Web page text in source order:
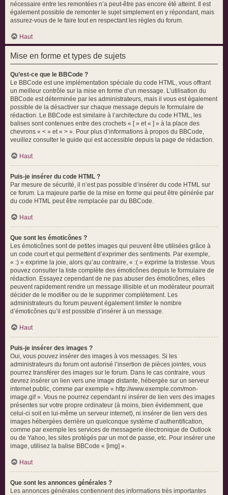
nécessaire entre les remontées n’a peut-être pas encore été atteint. Il est
également possible de remonter le sujet simplement en y répondant, mais
assurez-vous de le faire tout en respectant les règles du forum.
Haut
Mise en forme et types de sujets
Qu’est-ce que le BBCode ?
Le BBCode est une implémentation spéciale du code HTML, vous offrant
un meilleur contrôle sur la mise en forme d’un message. L’utilisation du
BBCode est déterminée par les administrateurs, mais il vous est également
possible de la désactiver sur chaque message depuis le formulaire de
rédaction. Le BBCode est similaire à l’architecture du code HTML, les
balises sont contenues entre des crochets « [ » et « ] » à la place des
chevrons « < » et « > ». Pour plus d’informations à propos du BBCode,
veuillez consulter le guide qui est accessible depuis la page de rédaction.
Haut
Puis-je insérer du code HTML ?
Par mesure de sécurité, il n’est pas possible d’insérer du code HTML sur
ce forum. La majeure partie de la mise en forme qui peut être générée par
du code HTML peut être remplacée par du BBCode.
Haut
Que sont les émoticônes ?
Les émoticônes sont de petites images qui peuvent être utilisées grâce à
un code court et qui permettent d’exprimer des sentiments. Par exemple,
« :) » exprime la joie, alors qu’au contraire, « :( » exprime la tristesse. Vous
pouvez consulter la liste complète des émoticônes depuis le formulaire de
rédaction. Essayez cependant de ne pas abuser des émoticônes, elles
peuvent rapidement rendre un message illisible et un modérateur pourrait
décider de le modifier ou de le supprimer complètement. Les
administrateurs du forum peuvent également limiter le nombre
d’émoticônes qu’il est possible d’insérer à un message.
Haut
Puis-je insérer des images ?
Oui, vous pouvez insérer des images à vos messages. Si les
administrateurs du forum ont autorisé l’insertion de pièces jointes, vous
pourrez transférer des images sur le forum. Dans le cas contraire, vous
devrez insérer un lien vers une image distante, hébergée sur un serveur
internet public, comme par exemple « http://www.exemple.com/mon-
image.gif ». Vous ne pourrez cependant ni insérer de lien vers des images
présentes sur votre propre ordinateur (à moins, bien évidemment, que
celui-ci soit en lui-même un serveur internet), ni insérer de lien vers des
images hébergées derrière un quelconque système d’authentification,
comme par exemple les services de messagerie électronique de Outlook
ou de Yahoo, les sites protégés par un mot de passe, etc. Pour insérer une
image, utilisez la balise BBCode « [img] ».
Haut
Que sont les annonces générales ?
Les annonces générales contiennent des informations très importantes